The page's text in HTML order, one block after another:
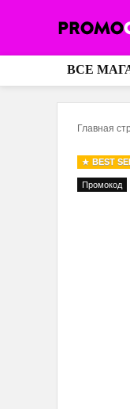
ВСЕ
Главная
BEST
Промокод